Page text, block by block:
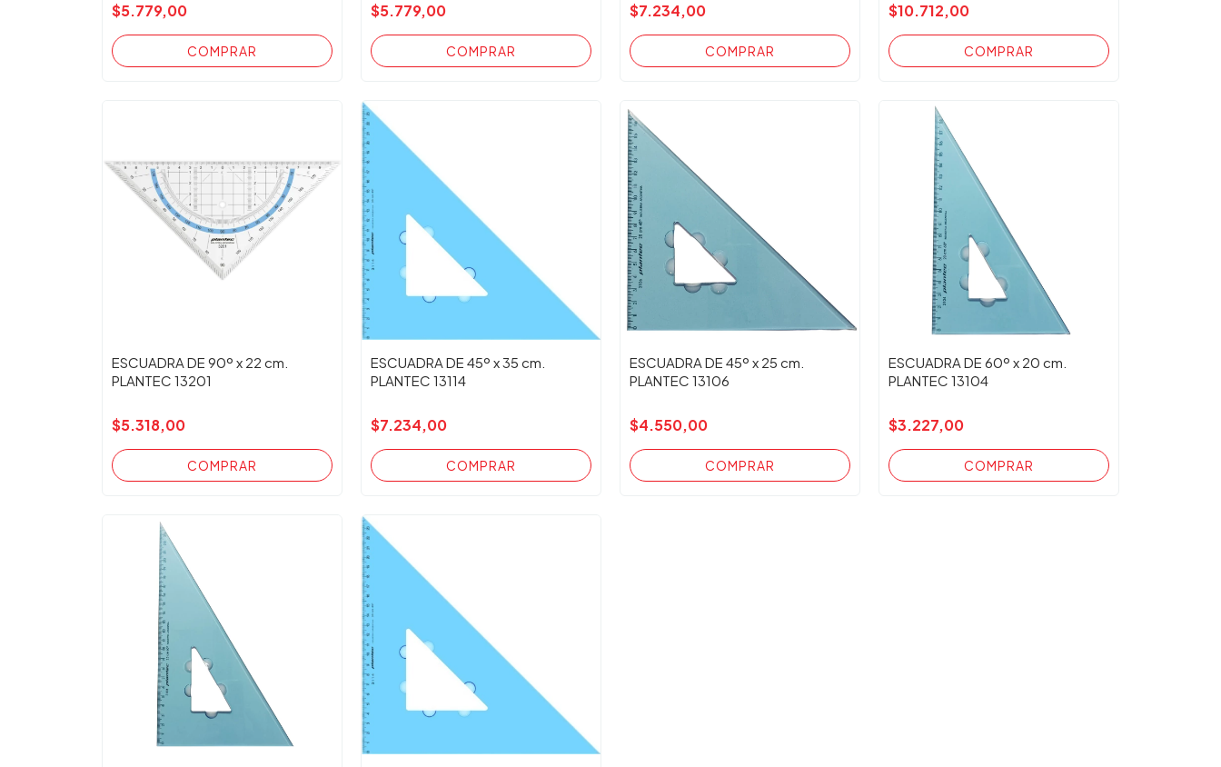
$5.779,00 $5.779,00 $7.234,00 $10.712,00
ESCUADRA DE 90º x 22 cm.
PLANTEC 13201
$5.318,00
ESCUADRA DE 45º x 35 cm.
PLANTEC 13114
$7.234,00
ESCUADRA DE 45º x 25 cm.
PLANTEC 13106
$4.550,00
ESCUADRA DE 60º x 20 cm.
PLANTEC 13104
$3.227,00